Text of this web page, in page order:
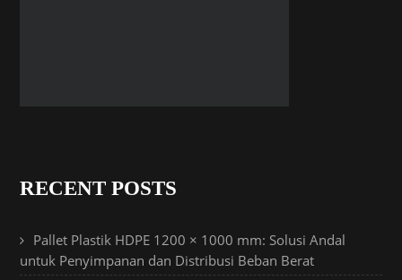
RECENT POSTS
Pallet Plastik HDPE 1200 × 1000 mm: Solusi Andal
untuk Penyimpanan dan Distribusi Beban Berat